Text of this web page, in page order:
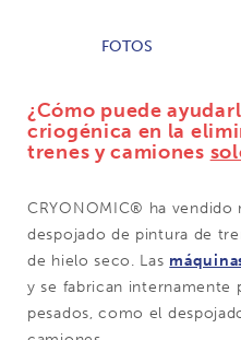
FOTOS
¿Cómo puede
criogénica en la
trenes y camiones
CRYONOMIC® ha vendido
despojado de pintura de
de hielo seco. Las
y se fabrican internamente
pesados, como el